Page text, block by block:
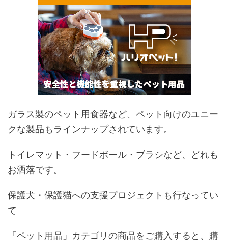
ガラス製のペット用食器など、ペット向けのユニー
クな製品もラインナップされています。
トイレマット・フードボール・ブラシなど、どれも
お洒落です。
保護犬・保護猫への支援プロジェクトも行なってい
て
「ペット用品」カテゴリの商品をご購入すると、購